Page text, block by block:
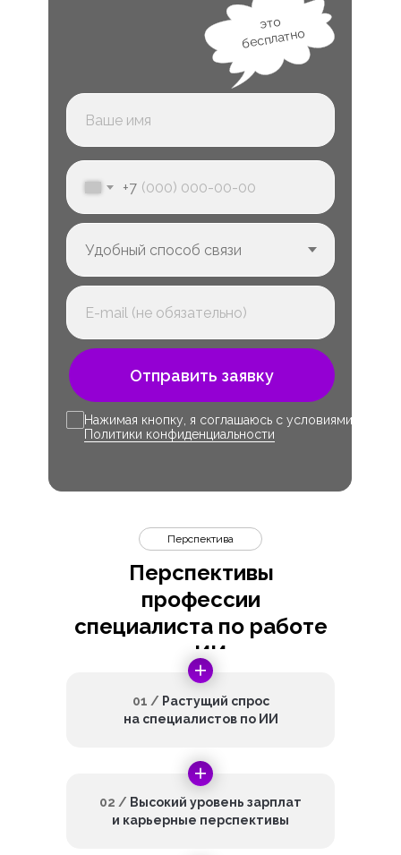
+7
Отправить заявку
это
бесплатно
Нажимая кнопку, я соглашаюсь с условиями
Политики конфиденциальности
Перспективы
профессии
специалиста по работе
с ИИ
Перспектива
02 / Высокий уровень зарплат
и карьерные перспективы
01 / Растущий спрос
на специалистов по ИИ